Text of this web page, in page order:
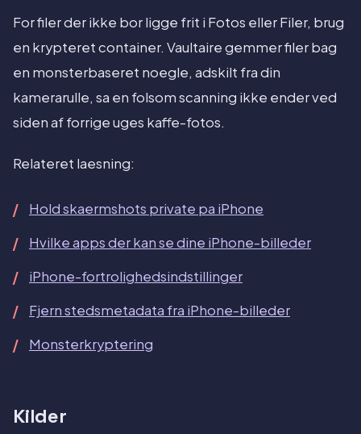
For filer der ikke bor ligge frit i Fotos eller Filer, brug
en krypteret container. Vaultaire gemmer filer bag
en monsterbaseret noegle, adskilt fra din
kamerarulle, sa en folsom scanning ikke ender ved
siden af forrige uges kaffe-fotos.
Relateret laesning:
Hold skaermshots private pa iPhone
Hvilke apps der kan se dine iPhone-billeder
iPhone-fortrolighedsindstillinger
Fjern stedsmetadata fra iPhone-billeder
Monsterkryptering
Kilder